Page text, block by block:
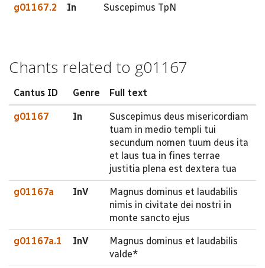
g01167.2 In Suscepimus TpN
Chants related to g01167
Cantus ID Genre Full text
g01167 In
Suscepimus deus misericordiam
tuam in medio templi tui
secundum nomen tuum deus ita
et laus tua in fines terrae
justitia plena est dextera tua
g01167a InV
Magnus dominus et laudabilis
nimis in civitate dei nostri in
monte sancto ejus
g01167a.1 InV
Magnus dominus et laudabilis
valde*